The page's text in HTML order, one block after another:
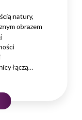
natury,
obrazem
łączą
wpływających
ekosystemu.